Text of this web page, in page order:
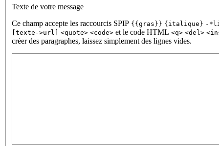
Texte de votre message
Ce champ accepte les raccourcis SPIP {{gras}} {italique} -
[texte->url]
<quote> <code> et le code HTML <q> <del>
créer des paragraphes, laissez simplement des lignes vides.